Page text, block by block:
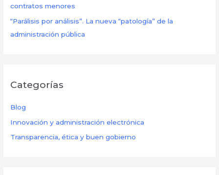
contratos menores
“Parálisis por análisis”. La nueva “patología” de la
administración pública
Categorías
Blog
Innovación y administración electrónica
Transparencia, ética y buen gobierno